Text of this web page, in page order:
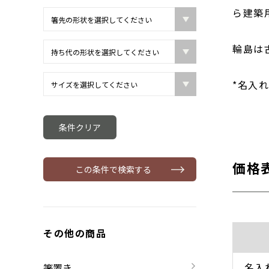
条件クリア
この条件で検索する
その他の商品
ら建築
輪島は
*名入
価格